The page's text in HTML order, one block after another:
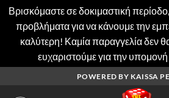
Βρισκόμαστε σε δοκιμαστική
προβλήματα για να κάνουμε την
καλύτερη! Καμία παραγγελία δεν
ευχαριστούμε για την
POWERED BY KAISSA